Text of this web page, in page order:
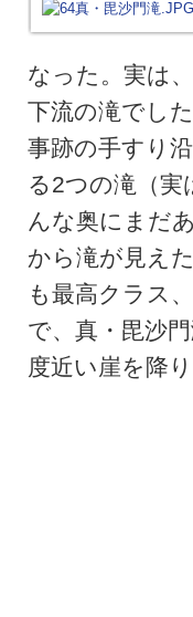
なった。実は
下流の滝でし
事跡の手すり
る2つの滝（
んな奥にまだ
から滝が見え
も最高クラス
で、真・毘沙
度近い崖を降